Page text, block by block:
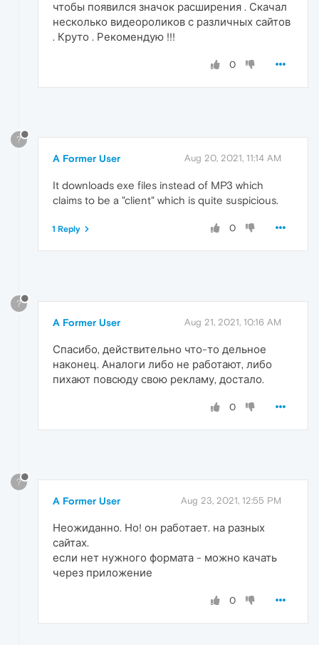
чтобы появился значок расширения . Скачал
несколько видеороликов с различных сайтов
. Круто . Рекомендую !!!
0
?
A Former User Aug 20, 2021, 11:14 AM
It downloads exe files instead of MP3 which
claims to be a "client" which is quite suspicious.
0
1 Reply
?
A Former User Aug 21, 2021, 10:16 AM
Спасибо, действительно что-то дельное
наконец. Аналоги либо не работают, либо
пихают повсюду свою рекламу, достало.
0
?
A Former User Aug 23, 2021, 12:55 PM
Неожиданно. Но! он работает. на разных
сайтах.
если нет нужного формата - можно качать
через приложение
0